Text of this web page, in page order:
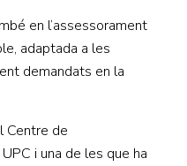
en l’assessorament
adaptada a les
demandats en la
Centre de
i una de les que ha